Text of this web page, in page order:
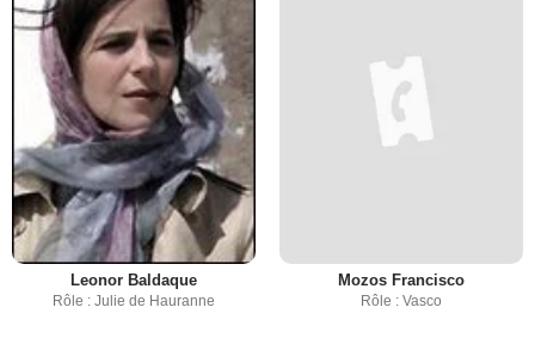
Leonor Baldaque
Rôle : Julie de Hauranne
Mozos Francisco
Rôle : Vasco